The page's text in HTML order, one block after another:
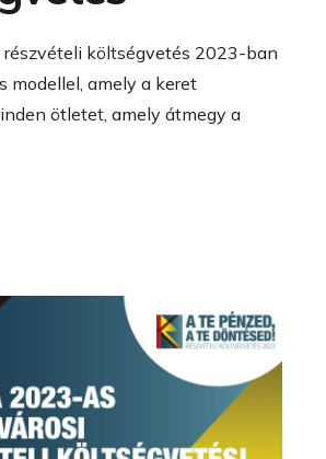
részvételi költségvetés 2023-ban
modellel, amely a keret
ötletet, amely átmegy a